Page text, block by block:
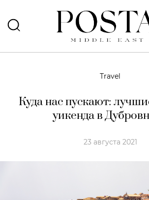
Travel
Куда нас пускают:
уикенда в
23 августа 2021